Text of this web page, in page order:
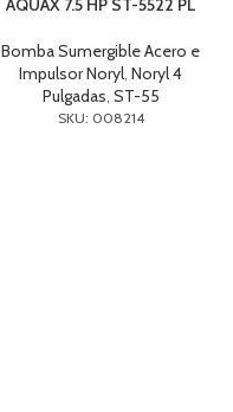
AQUAX 7.5 HP ST-5522 PL
Bomba Sumergible Acero e
Impulsor Noryl, Noryl 4
Pulgadas, ST-55
SKU: 008214